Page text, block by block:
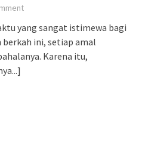
yang sangat istimewa bagi
ini, setiap amal
Karena itu,